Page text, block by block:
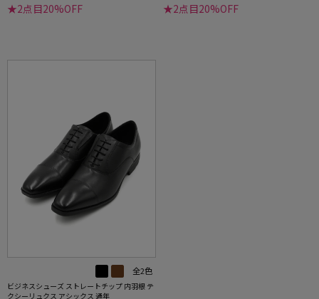
★2点目20%OFF ★2点目20%OFF
全2色
ビジネスシューズ ストレートチップ 内羽根 テ
クシーリュクス アシックス 通年